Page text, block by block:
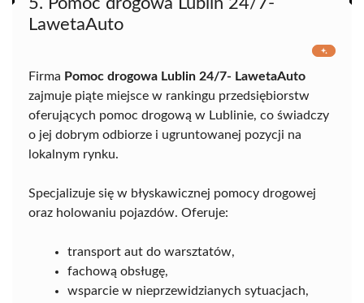
5. Pomoc drogowa Lublin 24/7-
LawetaAuto
Firma Pomoc drogowa Lublin 24/7- LawetaAuto
zajmuje piąte miejsce w rankingu przedsiębiorstw
oferujących pomoc drogową w Lublinie, co świadczy
o jej dobrym odbiorze i ugruntowanej pozycji na
lokalnym rynku.
Specjalizuje się w błyskawicznej pomocy drogowej
oraz holowaniu pojazdów. Oferuje:
transport aut do warsztatów,
fachową obsługę,
wsparcie w nieprzewidzianych sytuacjach,